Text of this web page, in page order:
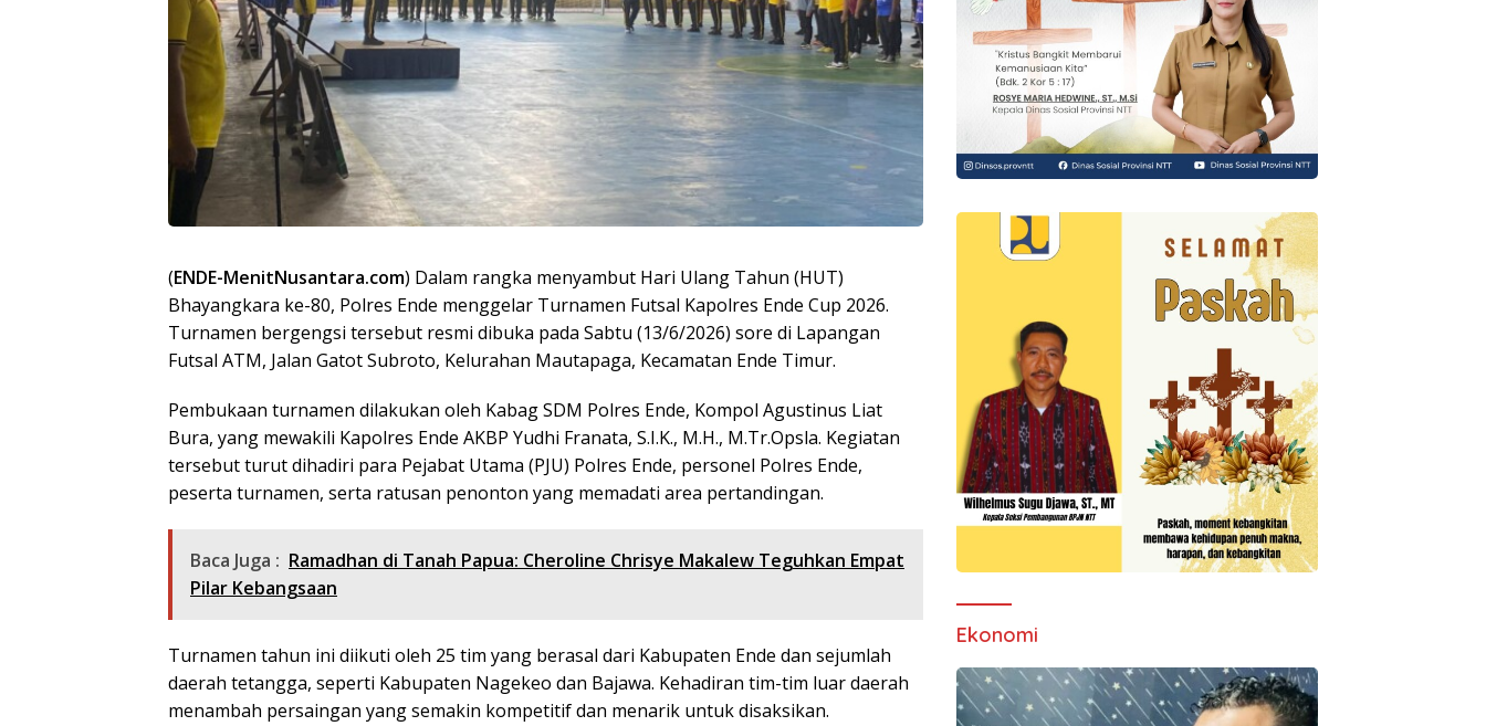
(ENDE-MenitNusantara.com) Dalam rangka menyambut Hari Ulang Tahun (HUT)
Bhayangkara ke-80, Polres Ende menggelar Turnamen Futsal Kapolres Ende Cup 2026.
Turnamen bergengsi tersebut resmi dibuka pada Sabtu (13/6/2026) sore di Lapangan
Futsal ATM, Jalan Gatot Subroto, Kelurahan Mautapaga, Kecamatan Ende Timur.
Pembukaan turnamen dilakukan oleh Kabag SDM Polres Ende, Kompol Agustinus Liat
Bura, yang mewakili Kapolres Ende AKBP Yudhi Franata, S.I.K., M.H., M.Tr.Opsla. Kegiatan
tersebut turut dihadiri para Pejabat Utama (PJU) Polres Ende, personel Polres Ende,
peserta turnamen, serta ratusan penonton yang memadati area pertandingan.
Baca Juga : Ramadhan di Tanah Papua: Cheroline Chrisye Makalew Teguhkan Empat
Pilar Kebangsaan
Turnamen tahun ini diikuti oleh 25 tim yang berasal dari Kabupaten Ende dan sejumlah
daerah tetangga, seperti Kabupaten Nagekeo dan Bajawa. Kehadiran tim-tim luar daerah
menambah persaingan yang semakin kompetitif dan menarik untuk disaksikan.
Ekonomi